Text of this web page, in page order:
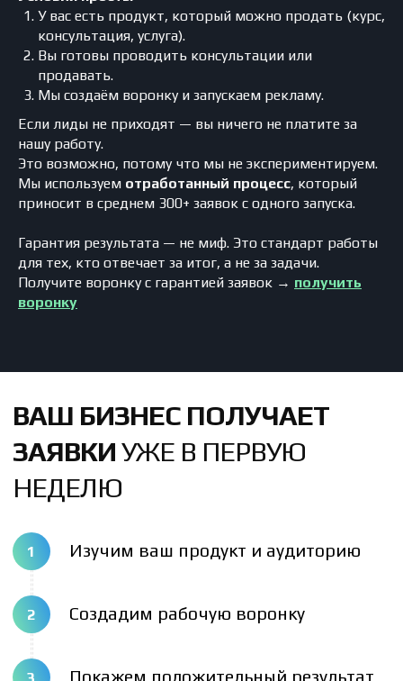
У вас есть продукт, который можно продать (курс,
консультация, услуга).
Вы готовы проводить консультации или
продавать.
Мы создаём воронку и запускаем рекламу.
Если лиды не приходят — вы ничего не платите за
нашу работу.
Это возможно, потому что мы не экспериментируем.
Мы используем отработанный процесс, который
приносит в среднем 300+ заявок с одного запуска.
Гарантия результата — не миф. Это стандарт работы
для тех, кто отвечает за итог, а не за задачи.
Получите воронку с гарантией заявок → получить
воронку
Нажимая на кнопку, вы соглашаетесь с политикой конфиденциальности
+7
Начать анализ бизнеса
Изучим ваш продукт и аудиторию
Создадим рабочую воронку
Покажем положительный результат
1
2
3
Написать отзыв
В каждом проекте мы берём на себя
ответственность за срок и заявки.
Отзывы клиентов — это не
формальности, а подтверждение того,
что мы работаем на результат.